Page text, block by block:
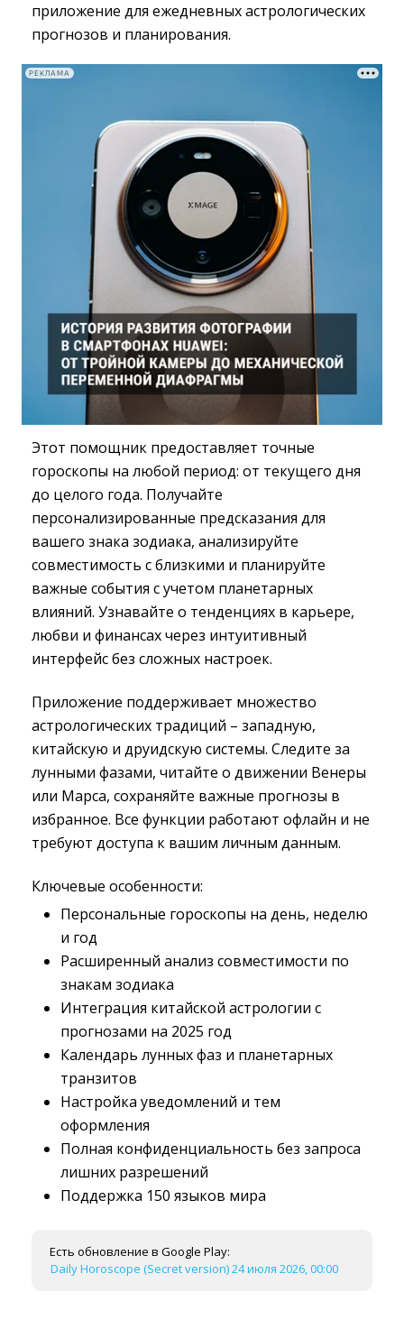
приложение для ежедневных астрологических
прогнозов и планирования.
РЕКЛАМА
Этот помощник предоставляет точные
гороскопы на любой период: от текущего дня
до целого года. Получайте
персонализированные предсказания для
вашего знака зодиака, анализируйте
совместимость с близкими и планируйте
важные события с учетом планетарных
влияний. Узнавайте о тенденциях в карьере,
любви и финансах через интуитивный
интерфейс без сложных настроек.
Приложение поддерживает множество
астрологических традиций – западную,
китайскую и друидскую системы. Следите за
лунными фазами, читайте о движении Венеры
или Марса, сохраняйте важные прогнозы в
избранное. Все функции работают офлайн и не
требуют доступа к вашим личным данным.
Ключевые особенности:
Персональные гороскопы на день, неделю
и год
Расширенный анализ совместимости по
знакам зодиака
Интеграция китайской астрологии с
прогнозами на 2025 год
Календарь лунных фаз и планетарных
транзитов
Настройка уведомлений и тем
оформления
Полная конфиденциальность без запроса
лишних разрешений
Поддержка 150 языков мира
Есть обновление в Google Play:
Daily Horoscope (Secret version) 24 июля 2026, 00:00